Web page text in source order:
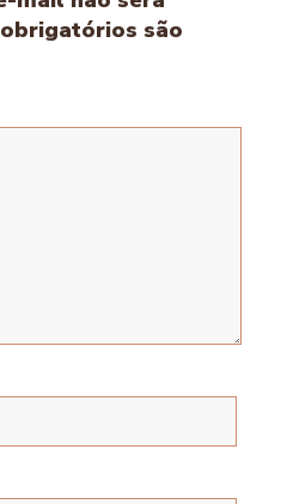
são